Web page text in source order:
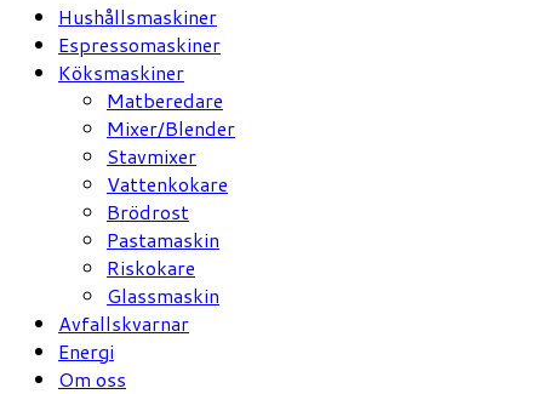
Hushållsmaskiner
Espressomaskiner
Köksmaskiner
Matberedare
Mixer/Blender
Stavmixer
Vattenkokare
Brödrost
Pastamaskin
Riskokare
Glassmaskin
Avfallskvarnar
Energi
Om oss